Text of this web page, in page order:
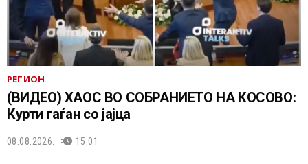
РЕГИОН
(ВИДЕО) ХАОС ВО СОБРАНИЕТО НА КОСОВО:
Курти гаѓан со јајца
08.08.2026. 15:01